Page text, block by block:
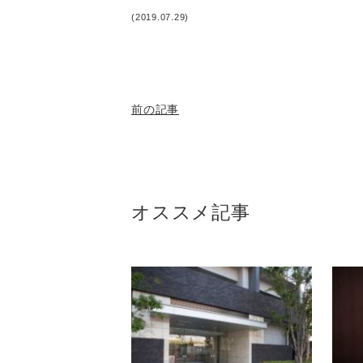
(2019.07.29)
前の記事
オススメ記事